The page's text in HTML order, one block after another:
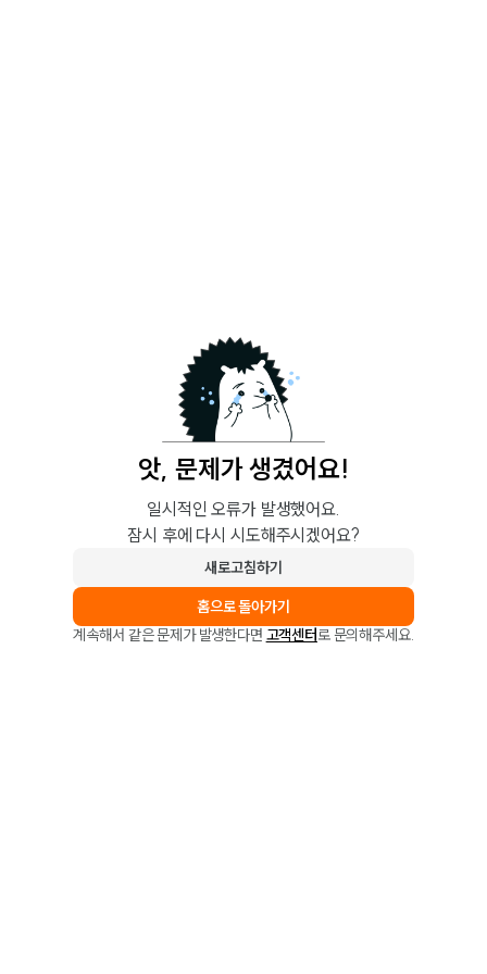
앗, 문제가 생겼어요!
일시적인 오류가 발생했어요.
잠시 후에 다시 시도해주시겠어요?
새로고침하기
홈으로 돌아가기
계속해서 같은 문제가 발생한다면 고객센터로 문의해주세요.